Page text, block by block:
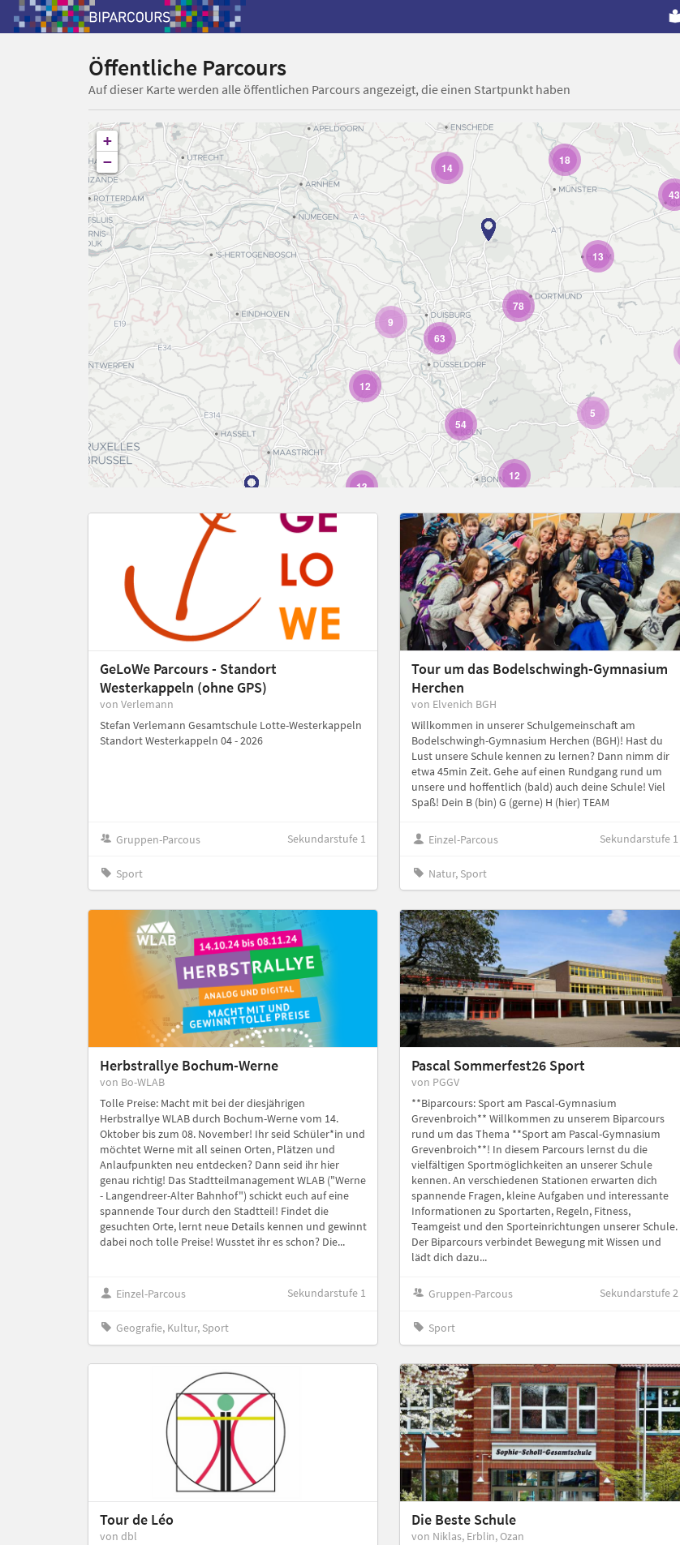
Öffentliche Parcours
Auf dieser Karte werden alle öffentlichen Parcours angezeigt, die einen Startpunkt haben
5
12
13
12
9
13
43
54
63
78
18
14
+
−
GeLoWe Parcours - Standort
Westerkappeln (ohne GPS)
von Verlemann
Stefan Verlemann Gesamtschule Lotte-Westerkappeln
Standort Westerkappeln 04 - 2026
Gruppen-Parcous Sekundarstufe 1
Sport
Tour um das Bodelschwingh-Gymnasium
Herchen
von Elvenich BGH
Willkommen in unserer Schulgemeinschaft am
Bodelschwingh-Gymnasium Herchen (BGH)! Hast du
Lust unsere Schule kennen zu lernen? Dann nimm dir
etwa 45min Zeit. Gehe auf einen Rundgang rund um
unsere und hoffentlich (bald) auch deine Schule! Viel
Spaß! Dein B (bin) G (gerne) H (hier) TEAM
Einzel-Parcous Sekundarstufe 1
Natur, Sport
Herbstrallye Bochum-Werne
von Bo-WLAB
Tolle Preise: Macht mit bei der diesjährigen
Herbstrallye WLAB durch Bochum-Werne vom 14.
Oktober bis zum 08. November! Ihr seid Schüler*in und
möchtet Werne mit all seinen Orten, Plätzen und
Anlaufpunkten neu entdecken? Dann seid ihr hier
genau richtig! Das Stadtteilmanagement WLAB ("Werne
- Langendreer-Alter Bahnhof") schickt euch auf eine
spannende Tour durch den Stadtteil! Findet die
gesuchten Orte, lernt neue Details kennen und gewinnt
dabei noch tolle Preise! Wusstet ihr es schon? Die...
Einzel-Parcous Sekundarstufe 1
Geografie, Kultur, Sport
Pascal Sommerfest26 Sport
von PGGV
**Biparcours: Sport am Pascal-Gymnasium
Grevenbroich** Willkommen zu unserem Biparcours
rund um das Thema **Sport am Pascal-Gymnasium
Grevenbroich**! In diesem Parcours lernst du die
vielfältigen Sportmöglichkeiten an unserer Schule
kennen. An verschiedenen Stationen erwarten dich
spannende Fragen, kleine Aufgaben und interessante
Informationen zu Sportarten, Regeln, Fitness,
Teamgeist und den Sporteinrichtungen unserer Schule.
Der Biparcours verbindet Bewegung mit Wissen und
lädt dich dazu...
Gruppen-Parcous Sekundarstufe 2
Sport
Tour de Léo
von dbl
Die Beste Schule
von Niklas, Erblin, Ozan